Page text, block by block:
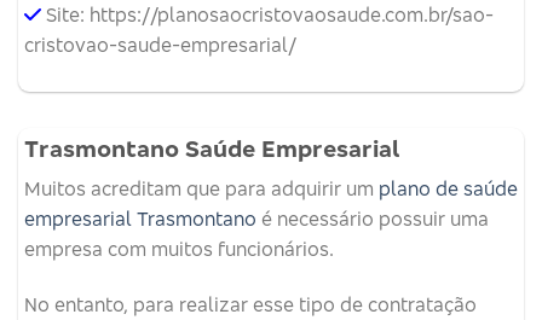
Site: https://planosaocristovaosaude.com.br/sao-
cristovao-saude-empresarial/
Trasmontano Saúde Empresarial
Muitos acreditam que para adquirir um plano de saúde
empresarial Trasmontano é necessário possuir uma
empresa com muitos funcionários.
No entanto, para realizar esse tipo de contratação